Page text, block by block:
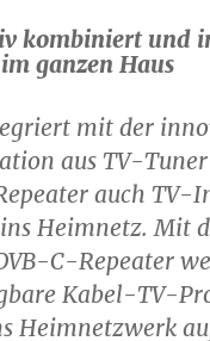
kombiniert und
ganzen Haus
mit der
aus TV-
auch TV-
Heimnetz. Mit
C-Repeater
Kabel-TV-
Heimnetzwerk